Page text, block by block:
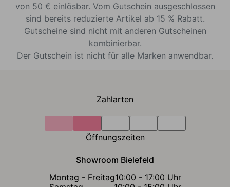
von 50 € einlösbar. Vom Gutschein ausgeschlossen
sind bereits reduzierte Artikel ab 15 % Rabatt.
Gutscheine sind nicht mit anderen Gutscheinen
kombinierbar.
Der Gutschein ist nicht für alle Marken anwendbar.
Zahlarten
Öffnungszeiten
Showroom Bielefeld
Montag - Freitag10:00 - 17:00 Uhr